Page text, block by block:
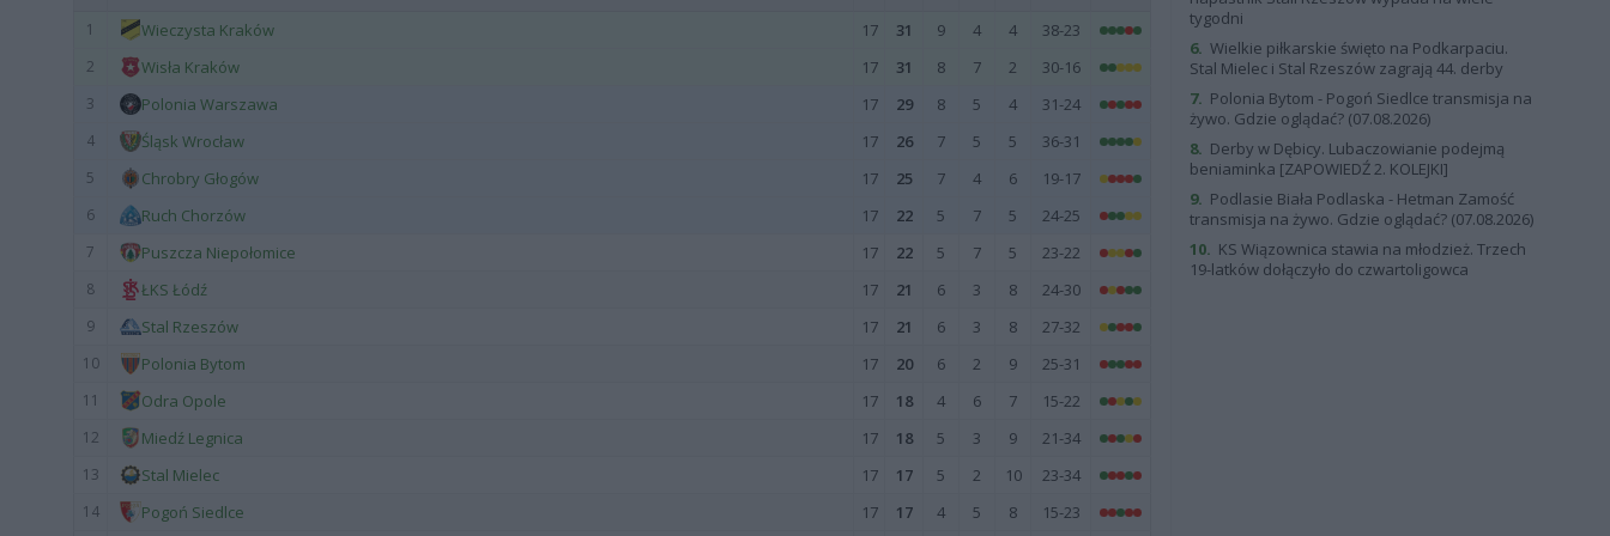
1 Wieczysta Kraków 17 31 9 4 4 38-23
2 Wisła Kraków 17 31 8 7 2 30-16
3 Polonia Warszawa 17 29 8 5 4 31-24
4 Śląsk Wrocław 17 26 7 5 5 36-31
5 Chrobry Głogów 17 25 7 4 6 19-17
6 Ruch Chorzów 17 22 5 7 5 24-25
7 Puszcza Niepołomice 17 22 5 7 5 23-22
8 ŁKS Łódź 17 21 6 3 8 24-30
9 Stal Rzeszów 17 21 6 3 8 27-32
10 Polonia Bytom 17 20 6 2 9 25-31
11 Odra Opole 17 18 4 6 7 15-22
12 Miedź Legnica 17 18 5 3 9 21-34
13 Stal Mielec 17 17 5 2 10 23-34
14 Pogoń Siedlce 17 17 4 5 8 15-23
tygodni
6. Wielkie piłkarskie święto na Podkarpaciu.
Stal Mielec i Stal Rzeszów zagrają 44. derby
7. Polonia Bytom - Pogoń Siedlce transmisja na
żywo. Gdzie oglądać? (07.08.2026)
8. Derby w Dębicy. Lubaczowianie podejmą
beniaminka [ZAPOWIEDŹ 2. KOLEJKI]
9. Podlasie Biała Podlaska - Hetman Zamość
transmisja na żywo. Gdzie oglądać? (07.08.2026)
10. KS Wiązownica stawia na młodzież. Trzech
19-latków dołączyło do czwartoligowca